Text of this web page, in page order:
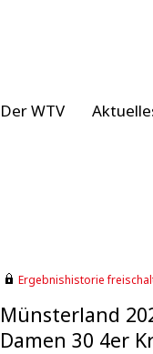
Der WTV
Ergebnishistorie
Münsterland
Damen 30 4er